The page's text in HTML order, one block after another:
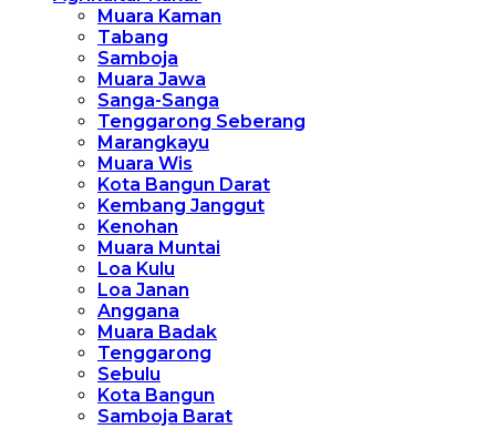
Muara Kaman
Tabang
Samboja
Muara Jawa
Sanga-Sanga
Tenggarong Seberang
Marangkayu
Muara Wis
Kota Bangun Darat
Kembang Janggut
Kenohan
Muara Muntai
Loa Kulu
Loa Janan
Anggana
Muara Badak
Tenggarong
Sebulu
Kota Bangun
Samboja Barat